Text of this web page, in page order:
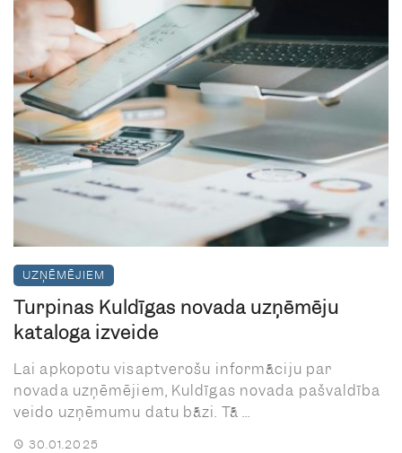
UZŅĒMĒJIEM
Turpinās Kuldīgas novada uzņēmēju
kataloga izveide
Lai apkopotu visaptverošu informāciju par
novada uzņēmējiem, Kuldīgas novada pašvaldība
veido uzņēmumu datu bāzi. Tā ...
30.01.2025